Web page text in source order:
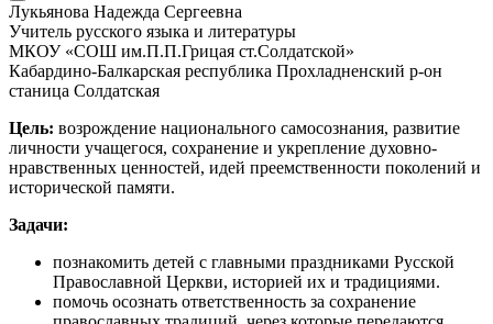
Лукьянова Надежда Сергеевна
Учитель русского языка и литературы
МКОУ «СОШ им.П.П.Грицая ст.Солдатской»
Кабардино-Балкарская республика Прохладненский р-он
станица Солдатская
Цель: возрождение национального самосознания, развитие
личности учащегося, сохранение и укрепление духовно-
нравственных ценностей, идей преемственности поколений и
исторической памяти.
Задачи:
познакомить детей с главными праздниками Русской
Православной Церкви, историей их и традициями.
помочь осознать ответственность за сохранение